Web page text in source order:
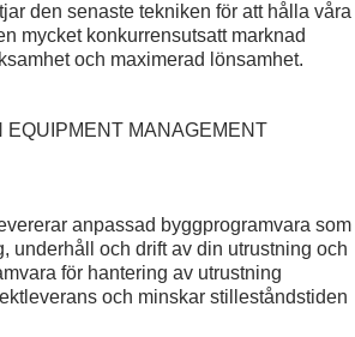
den senaste tekniken för att hålla våra
mycket konkurrensutsatt marknad
och maximerad lönsamhet.
EQUIPMENT MANAGEMENT
anpassad byggprogramvara som
underhåll och drift av din utrustning och
för hantering av utrustning
och minskar stilleståndstiden